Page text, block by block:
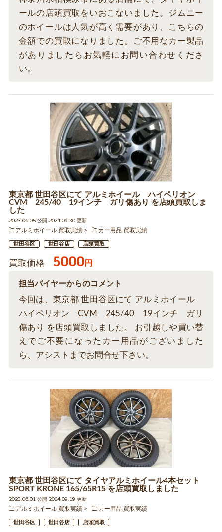
ールの店頭買取をいおこないました。ジムニー
のホイールは人気が高く需要があり、こちらの
金額での買取になりました。ご不用なカー製品
がありましたらお気軽にお問い合わせくださ
い。
東京都 世田谷区にて アルミホイール ハイペリオン
CVM 245/40 19インチ ガリ傷あり を店頭買取しま
した
2023.06.05 公開 2024.09.30 更新
アルミホイール 買取実績
カー用品 買取実績
世田谷区 世田谷店 店頭買取
買取価格 5000円
担当バイヤーからのコメント
今回は、東京都 世田谷区にて アルミホイール
ハイペリオン CVM 245/40 19インチ ガリ
傷あり を店頭買取しました。 お引越しや買い替
えでご不要になったカー用品がございました
ら、アシストまでお問合せ下さい。
東京都 世田谷区にて タイヤアルミホイール4本セット
SPORT KRONE 165/65R15 を店頭買取しました
2023.06.01 公開 2024.09.19 更新
アルミホイール 買取実績
カー用品 買取実績
世田谷区 世田谷店 店頭買取